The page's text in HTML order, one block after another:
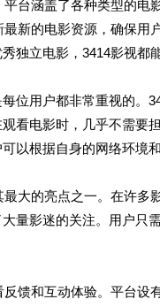
台涵盖了各种类型的
新的电影资源，确保
独立电影，3414影视都
位用户都非常重视的。
看电影时，几乎不需要
以根据自身的网络环境
大的亮点之一。在许
量影迷的关注。用户只
馈和互动体验。平台